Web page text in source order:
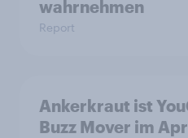
wahrnehmen
Report
Ankerkraut ist
Buzz Mover im